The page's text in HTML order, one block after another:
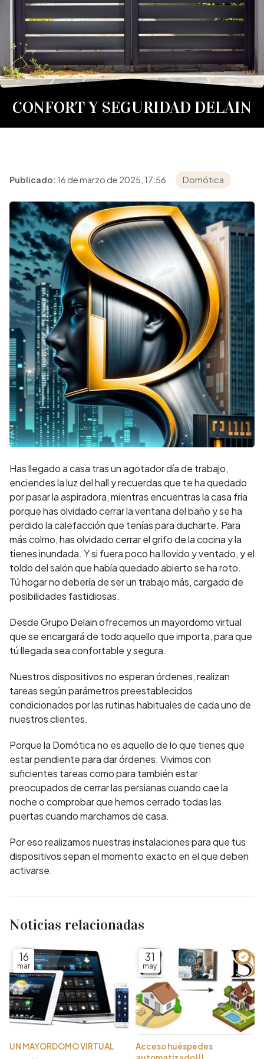
CONFORT Y SEGURIDAD DELAIN
Publicado:16 de marzo de 2025, 17:56 Domótica
Has llegado a casa tras un agotador día de trabajo,
enciendes la luz del hall y recuerdas que te ha quedado
por pasar la aspiradora, mientras encuentras la casa fría
porque has olvidado cerrar la ventana del baño y se ha
perdido la calefacción que tenías para ducharte. Para
más colmo, has olvidado cerrar el grifo de la cocina y la
tienes inundada. Y si fuera poco ha llovido y ventado, y el
toldo del salón que había quedado abierto se ha roto.
Tú hogar no debería de ser un trabajo más, cargado de
posibilidades fastidiosas.
Desde Grupo Delain ofrecemos un mayordomo virtual
que se encargará de todo aquello que importa, para que
tú llegada sea confortable y segura.
Nuestros dispositivos no esperan órdenes, realizan
tareas según parámetros preestablecidos
condicionados por las rutinas habituales de cada uno de
nuestros clientes.
Porque la Domótica no es aquello de lo que tienes que
estar pendiente para dar órdenes. Vivimos con
suficientes tareas como para también estar
preocupados de cerrar las persianas cuando cae la
noche o comprobar que hemos cerrado todas las
puertas cuando marchamos de casa.
Por eso realizamos nuestras instalaciones para que tus
dispositivos sepan el momento exacto en el que deben
activarse.
Noticias relacionadas
16
mar
UN MAYORDOMO VIRTUAL
31
may
Acceso huéspedes